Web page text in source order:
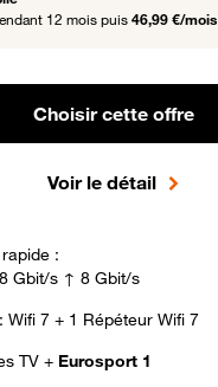
12 mois puis 46,99 €/mois
Choisir cette offre
Voir le détail
:
Gbit/s ↑ 8 Gbit/s
Wifi 7 + 1 Répéteur Wifi 7
TV + Eurosport 1